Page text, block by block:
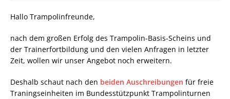
Hallo Trampolinfreunde,
nach dem großen Erfolg des Trampolin-Basis-Scheins und
der Trainerfortbildung und den vielen Anfragen in letzter
Zeit, wollen wir unser Angebot noch erweitern.
Deshalb schaut nach den beiden Auschreibungen für freie
Traningseinheiten im Bundesstützpunkt Trampolinturnen